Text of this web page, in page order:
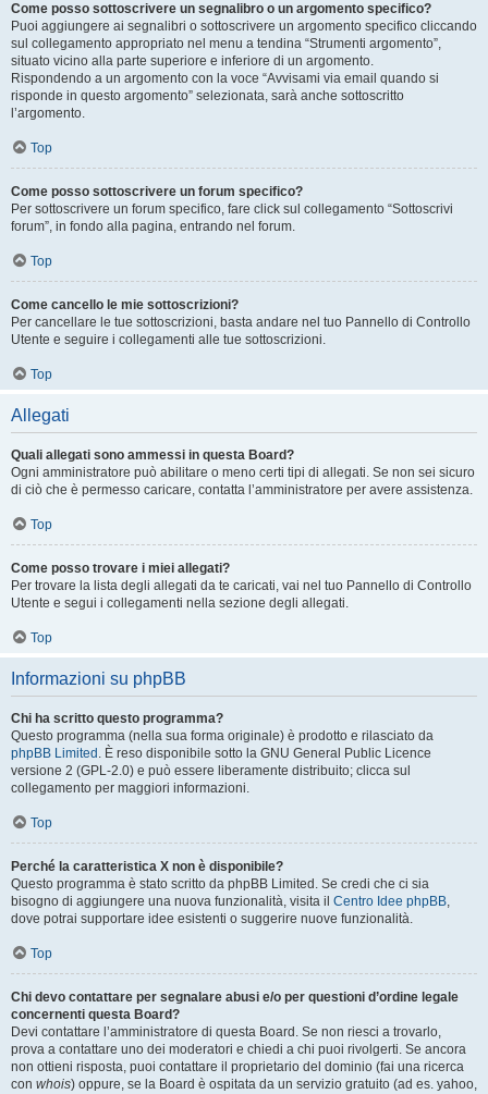
Come posso sottoscrivere un segnalibro o un argomento specifico?
Puoi aggiungere ai segnalibri o sottoscrivere un argomento specifico cliccando
sul collegamento appropriato nel menu a tendina “Strumenti argomento”,
situato vicino alla parte superiore e inferiore di un argomento.
Rispondendo a un argomento con la voce “Avvisami via email quando si
risponde in questo argomento” selezionata, sarà anche sottoscritto
l’argomento.
Top
Come posso sottoscrivere un forum specifico?
Per sottoscrivere un forum specifico, fare click sul collegamento “Sottoscrivi
forum”, in fondo alla pagina, entrando nel forum.
Top
Come cancello le mie sottoscrizioni?
Per cancellare le tue sottoscrizioni, basta andare nel tuo Pannello di Controllo
Utente e seguire i collegamenti alle tue sottoscrizioni.
Top
Allegati
Quali allegati sono ammessi in questa Board?
Ogni amministratore può abilitare o meno certi tipi di allegati. Se non sei sicuro
di ciò che è permesso caricare, contatta l’amministratore per avere assistenza.
Top
Come posso trovare i miei allegati?
Per trovare la lista degli allegati da te caricati, vai nel tuo Pannello di Controllo
Utente e segui i collegamenti nella sezione degli allegati.
Top
Informazioni su phpBB
Chi ha scritto questo programma?
Questo programma (nella sua forma originale) è prodotto e rilasciato da
phpBB Limited . È reso disponibile sotto la GNU General Public Licence
versione 2 (GPL-2.0) e può essere liberamente distribuito; clicca sul
collegamento per maggiori informazioni.
Top
Perché la caratteristica X non è disponibile?
Questo programma è stato scritto da phpBB Limited. Se credi che ci sia
bisogno di aggiungere una nuova funzionalità, visita il Centro Idee phpBB,
dove potrai supportare idee esistenti o suggerire nuove funzionalità.
Top
Chi devo contattare per segnalare abusi e/o per questioni d’ordine legale
concernenti questa Board?
Devi contattare l’amministratore di questa Board. Se non riesci a trovarlo,
prova a contattare uno dei moderatori e chiedi a chi puoi rivolgerti. Se ancora
non ottieni risposta, puoi contattare il proprietario del dominio (fai una ricerca
con whois) oppure, se la Board è ospitata da un servizio gratuito (ad es. yahoo,